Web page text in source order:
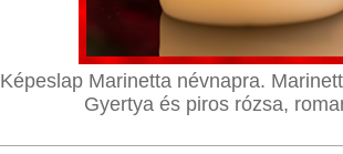
Képeslap Marinetta névnapra.
Gyertya és piros rózsa,